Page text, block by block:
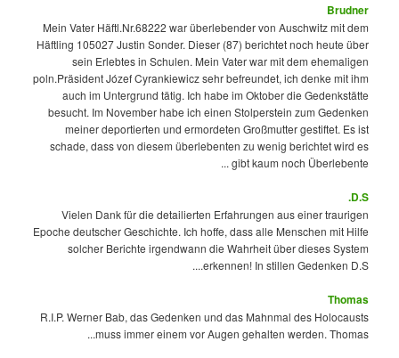
Brudner
Mein Vater Häftl.Nr.68222 war überlebender von Auschwitz mit dem
Häftling 105027 Justin Sonder. Dieser (87) berichtet noch heute über
sein Erlebtes in Schulen. Mein Vater war mit dem ehemaligen
poln.Präsident Józef Cyrankiewicz sehr befreundet, ich denke mit ihm
auch im Untergrund tätig. Ich habe im Oktober die Gedenkstätte
besucht. Im November habe ich einen Stolperstein zum Gedenken
meiner deportierten und ermordeten Großmutter gestiftet. Es ist
schade, dass von diesem überlebenten zu wenig berichtet wird es
gibt kaum noch Überlebente ...
D.S.
Vielen Dank für die detailierten Erfahrungen aus einer traurigen
Epoche deutscher Geschichte. Ich hoffe, dass alle Menschen mit Hilfe
solcher Berichte irgendwann die Wahrheit über dieses System
erkennen! In stillen Gedenken D.S....
Thomas
R.I.P. Werner Bab, das Gedenken und das Mahnmal des Holocausts
muss immer einem vor Augen gehalten werden. Thomas...